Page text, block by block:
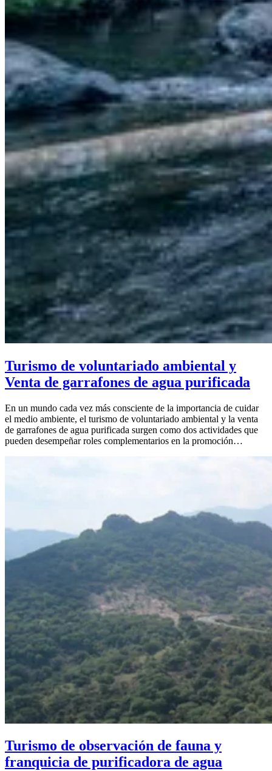
Turismo de voluntariado ambiental y
Venta de garrafones de agua purificada
En un mundo cada vez más consciente de la importancia de cuidar
el medio ambiente, el turismo de voluntariado ambiental y la venta
de garrafones de agua purificada surgen como dos actividades que
pueden desempeñar roles complementarios en la promoción…
Turismo de observación de fauna y
franquicia de purificadora de agua